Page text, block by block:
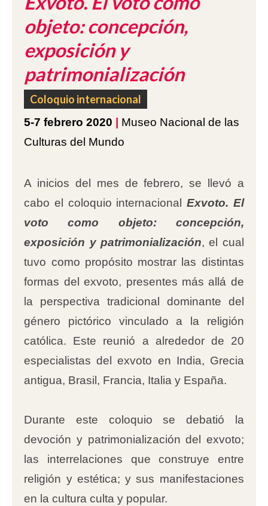
objeto: concepción,
exposición y
patrimonialización
Coloquio internacional
5-7 febrero 2020
Museo Nacional de las
Culturas del Mundo
A inicios del mes de febrero, se llevó a
cabo el coloquio internacional Exvoto. El
voto como objeto: concepción,
exposición y patrimonialización, el cual
tuvo como propósito mostrar las distintas
formas del exvoto, presentes más allá de
la perspectiva tradicional dominante del
género pictórico vinculado a la religión
católica. Este reunió a alrededor de 20
especialistas del exvoto en India, Grecia
antigua, Brasil, Francia, Italia y España.
Durante este coloquio se debatió la
devoción y patrimonialización del exvoto;
las interrelaciones que construye entre
religión y estética; y sus manifestaciones
en la cultura culta y popular.